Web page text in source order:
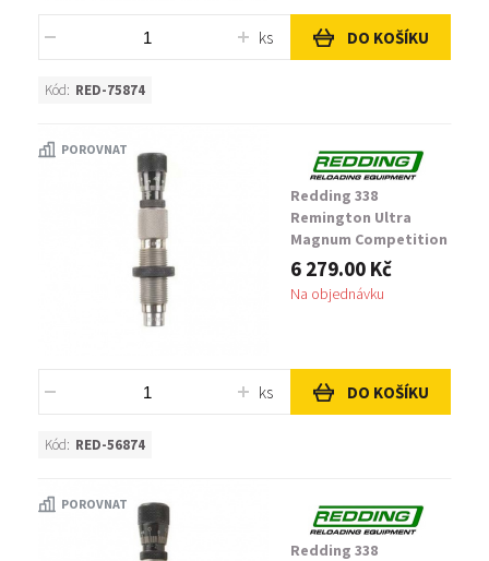
ks DO KOŠÍKU
Kód: RED-75874
POROVNAT
Redding 338
Remington Ultra
Magnum Competition
Neck Die
6 279.00 Kč
Na objednávku
ks DO KOŠÍKU
Kód: RED-56874
POROVNAT
Redding 338